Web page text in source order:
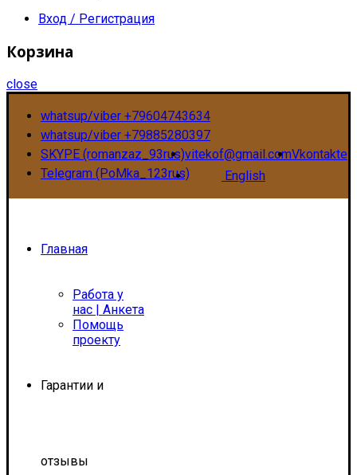
Вход / Регистрация
Корзина
close
whatsup/viber +79604743634
whatsup/viber +79885280397
SKYPE (romanzaz_93rus)vitekof@gmail.comVkontakte
Telegram (PoMka_123rus)
English
Главная
Работа у
нас | Анкета
Помощь
проекту
Гарантии и
отзывы